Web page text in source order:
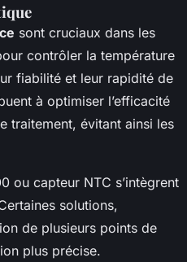
sont cruciaux dans les
contrôler la température
fiabilité et leur rapidité de
à optimiser l’efficacité
traitement, évitant ainsi les
ou capteur NTC s’intègrent
solutions,
de plusieurs points de
plus précise.